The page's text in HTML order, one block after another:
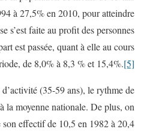
à 27,5% en 2010, pour atteindre
s’est faite au profit des personnes
est passée, quant à elle au cours
de 8,0% à 8,3 % et 15,4%.[5]
(35-59 ans), le rythme de
la moyenne nationale. De plus, on
effectif de 10,5 en 1982 à 20,4